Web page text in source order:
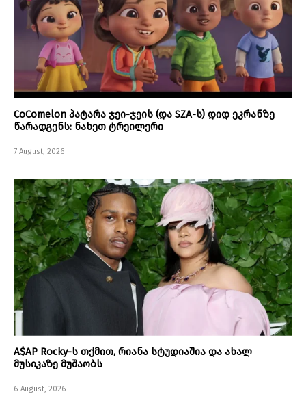
CoComelon პატარა ჯეი-ჯეის (და SZA-ს) დიდ ეკრანზე
წარადგენს: ნახეთ ტრეილერი
7 August, 2026
A$AP Rocky-ს თქმით, რიანა სტუდიაშია და ახალ
მუსიკაზე მუშაობს
6 August, 2026